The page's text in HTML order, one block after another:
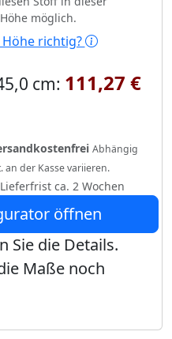
möglich.
richtig?
cm: 111,27 €
Abhängig
an der Kasse variieren.
Lieferfrist ca. 2 Wochen
öffnen
Sie die Details.
Maße noch